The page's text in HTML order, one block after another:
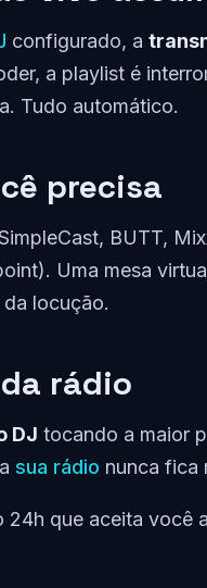
configurado, a
a playlist é
Tudo automático.
precisa
BUTT,
Uma mesa
locução.
rádio
DJ tocando a maior
sua rádio nunca fica
24h que aceita você